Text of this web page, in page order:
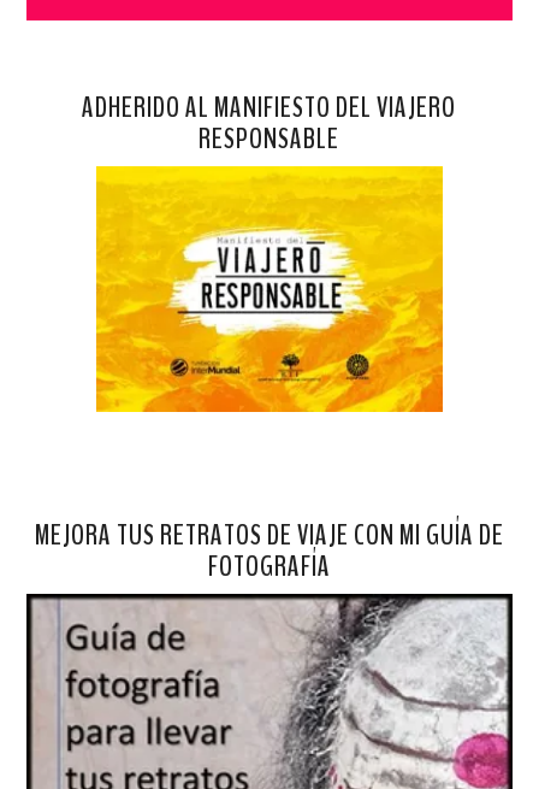
ADHERIDO AL MANIFIESTO DEL VIAJERO
RESPONSABLE
MEJORA TUS RETRATOS DE VIAJE CON MI GUÍA DE
FOTOGRAFÍA